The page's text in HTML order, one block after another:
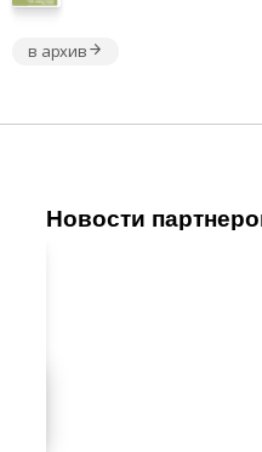
в архив
Новости